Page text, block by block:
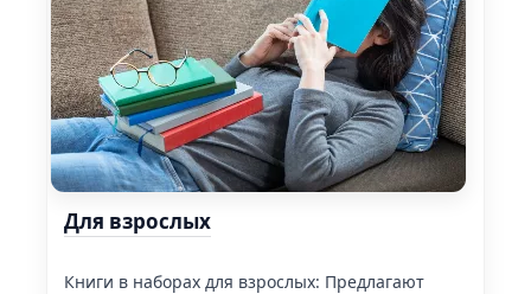
Для взрослых
Книги в наборах для взрослых: Предлагают